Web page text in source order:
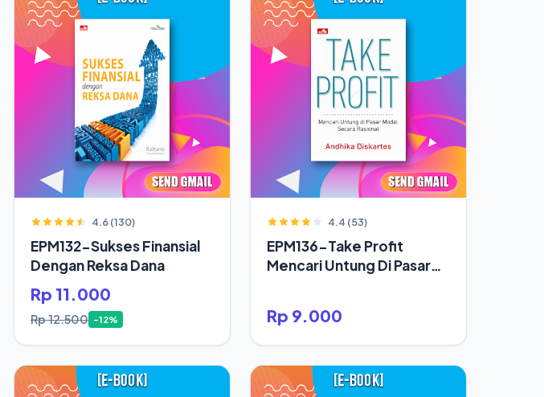
4.6 (130)
EPM132-Sukses Finansial
Dengan Reksa Dana
Rp 11.000
Rp 12.500 -12%
4.4 (53)
EPM136-Take Profit
Mencari Untung Di Pasar
Rp 9.000